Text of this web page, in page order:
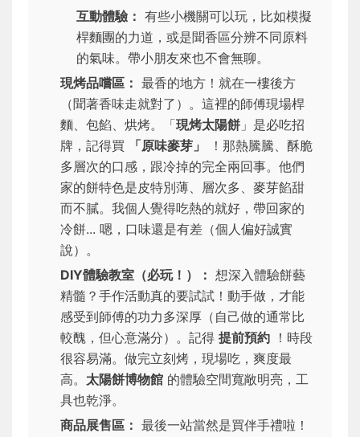
互動體驗： 有些小機關可以玩，比如模擬
桿麵團的力道，或是聞香區分辨不同原料
的氣味。帶小朋友來也不會無聊。
現烤品嚐區： 最香的地方！就在一樓後方
（聞著香味走就對了）。這裡的師傅現場桿
麵、包餡、烘烤。「現烤太陽餅 」是必吃招
牌，記得買
「原味麥芽」
！那熱騰騰、酥脆
多層次的口感，跟冷掉的完全兩回事。他們
家的餅特色是皮特別薄、層次多、麥芽餡甜
而不膩。我個人覺得吃熱的就好，帶回家的
冷餅... 嗯，口味還是有差（個人偏好誠實
說）。
DIY體驗教室（必玩！）： 想深入體驗餅藝
精髓？手作活動真的要試試！動手做，才能
感受到師傅的功力多深厚（自己做的通常比
較醜，但心意滿分）。記得 提前預約 ！時段
很容易滿。做完立刻烤，現場吃，爽度最
高。 太陽餅博物館 的體驗空間寬敞明亮，工
具也乾淨。
商品展售區： 最後一站當然是買伴手禮啦！